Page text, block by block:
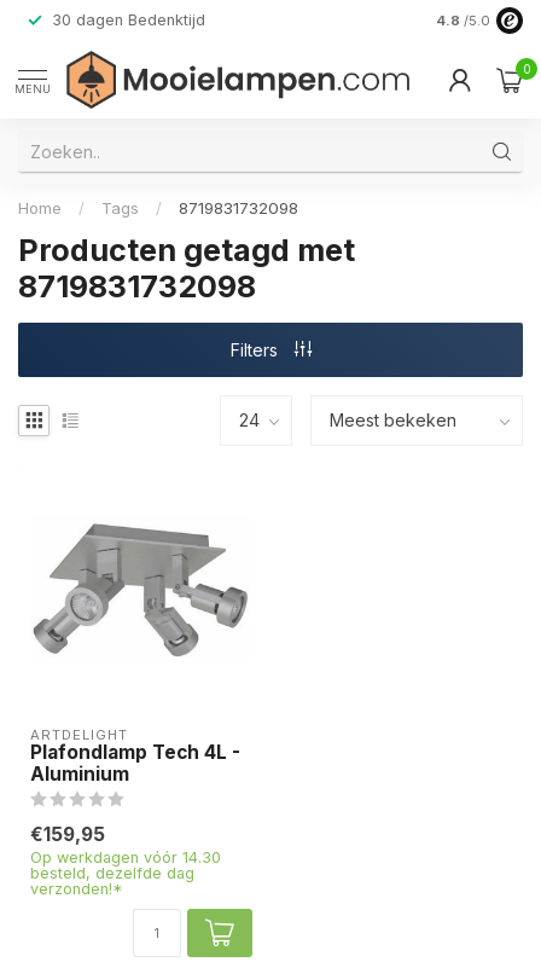
30 dagen Bedenktijd Verzending
4.8 /5.0
MENU
0
Home / Tags / 8719831732098
Producten getagd met
8719831732098
Filters
ARTDELIGHT
Plafondlamp Tech 4L -
Aluminium
€159,95
Op werkdagen vóór 14.30
besteld, dezelfde dag
verzonden!*